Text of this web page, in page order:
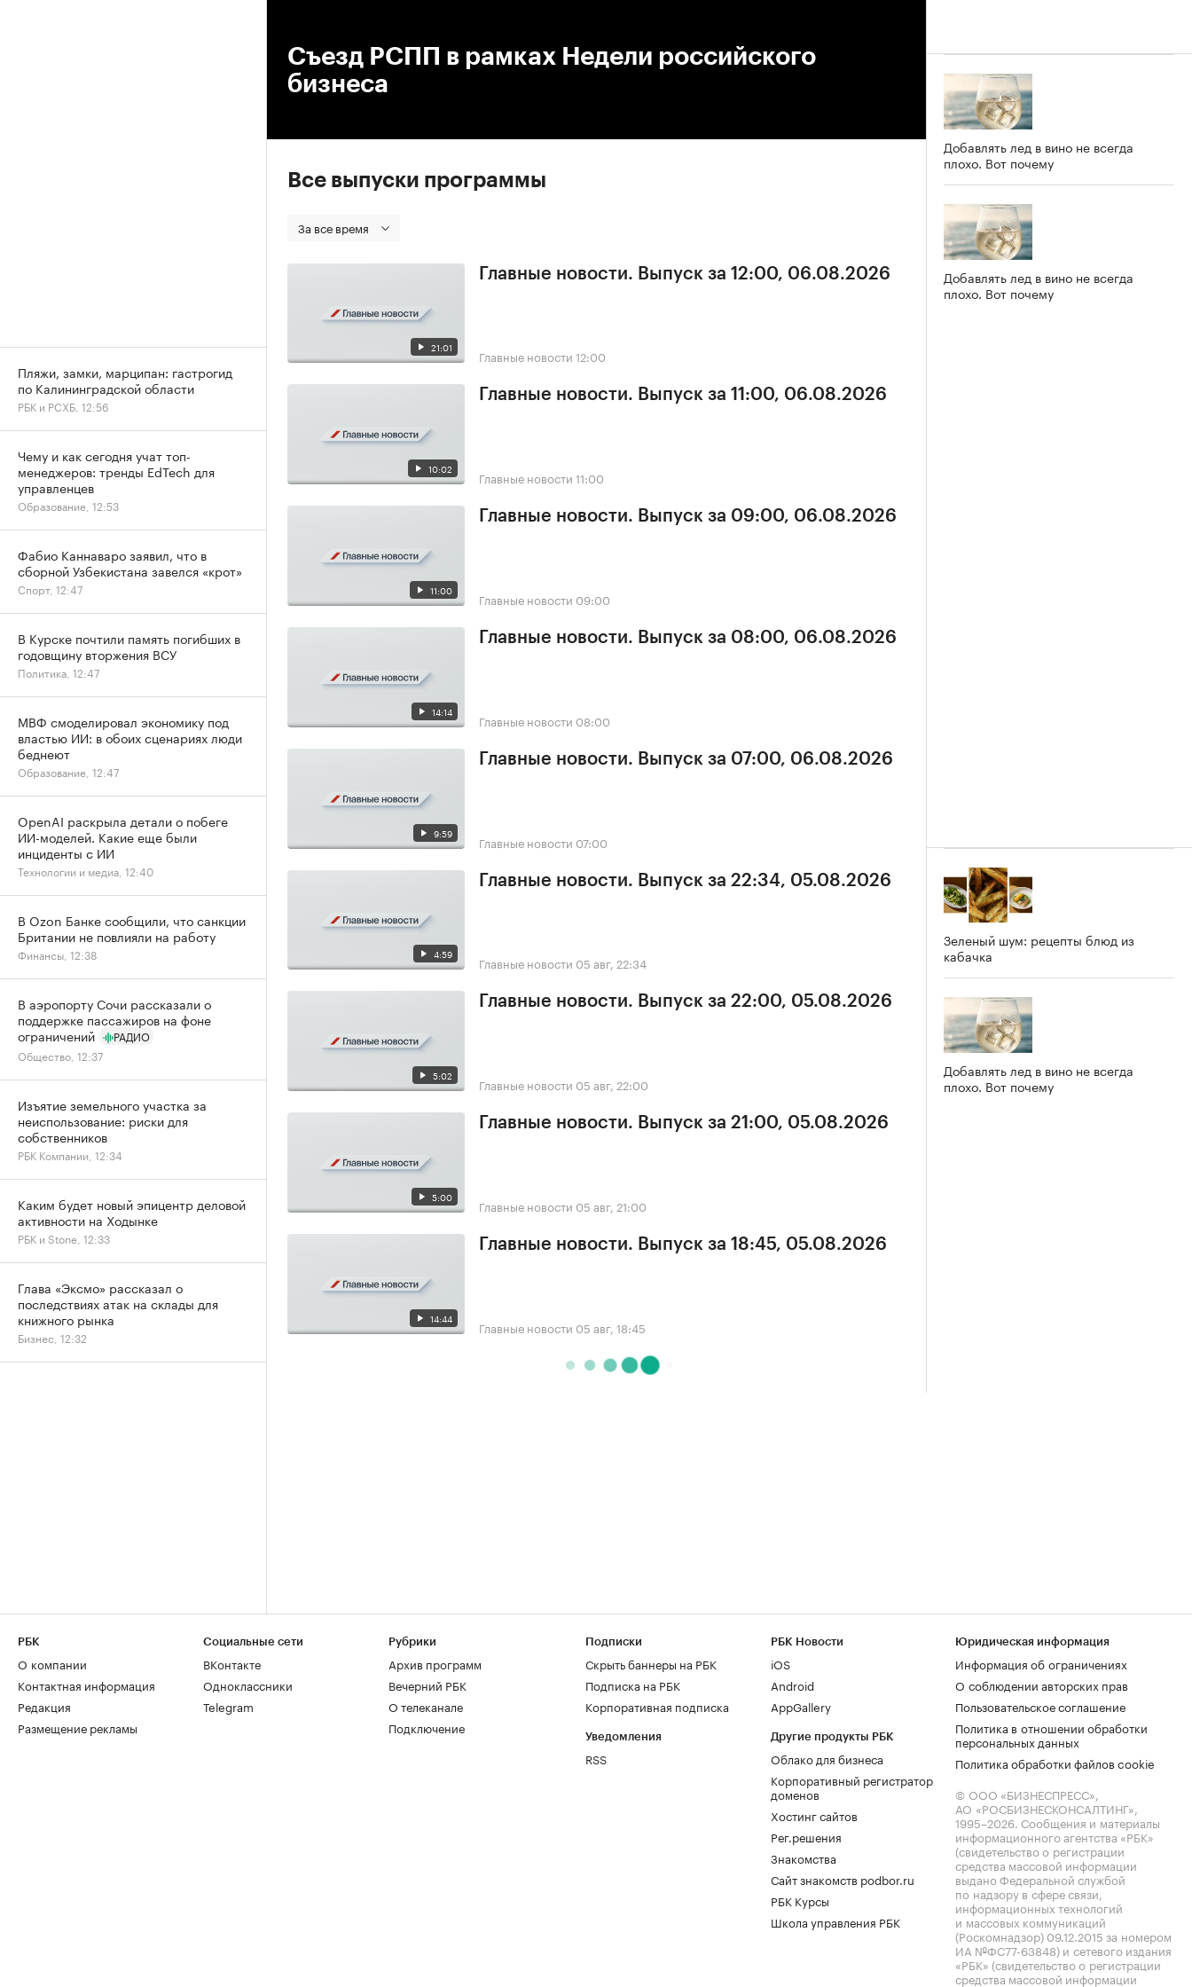
Съезд РСПП в рамках Недели российского
бизнеса
Все выпуски программы
За все время
21:01
Главные новости. Выпуск за 12:00, 06.08.2026
Главные новости 12:00
10:02
Главные новости. Выпуск за 11:00, 06.08.2026
Главные новости 11:00
11:00
Главные новости. Выпуск за 09:00, 06.08.2026
Главные новости 09:00
14:14
Главные новости. Выпуск за 08:00, 06.08.2026
Главные новости 08:00
9:59
Главные новости. Выпуск за 07:00, 06.08.2026
Главные новости 07:00
4:59
Главные новости. Выпуск за 22:34, 05.08.2026
Главные новости 05 авг, 22:34
5:02
Главные новости. Выпуск за 22:00, 05.08.2026
Главные новости 05 авг, 22:00
5:00
Главные новости. Выпуск за 21:00, 05.08.2026
Главные новости 05 авг, 21:00
14:44
Главные новости. Выпуск за 18:45, 05.08.2026
Главные новости 05 авг, 18:45
Добавлять лед в вино не всегда
плохо. Вот почему
Добавлять лед в вино не всегда
плохо. Вот почему
Зеленый шум: рецепты блюд из
кабачка
Добавлять лед в вино не всегда
плохо. Вот почему
Пляжи, замки, марципан: гастрогид
по Калининградской области
РБК и РСХБ, 12:56
Чему и как сегодня учат топ-
менеджеров: тренды EdTech для
управленцев
Образование, 12:53
Фабио Каннаваро заявил, что в
сборной Узбекистана завелся «крот»
Спорт, 12:47
В Курске почтили память погибших в
годовщину вторжения ВСУ
Политика, 12:47
МВФ смоделировал экономику под
властью ИИ: в обоих сценариях люди
беднеют
Образование, 12:47
OpenAI раскрыла детали о побеге
ИИ-моделей. Какие еще были
инциденты с ИИ
Технологии и медиа, 12:40
В Ozon Банке сообщили, что санкции
Британии не повлияли на работу
Финансы, 12:38
В аэропорту Сочи рассказали о
поддержке пассажиров на фоне
ограничений
РАДИО
Общество, 12:37
Изъятие земельного участка за
неиспользование: риски для
собственников
РБК Компании, 12:34
Каким будет новый эпицентр деловой
активности на Ходынке
РБК и Stone, 12:33
Глава «Эксмо» рассказал о
последствиях атак на склады для
книжного рынка
Бизнес, 12:32
РБК
О компании
Контактная информация
Редакция
Размещение рекламы
Социальные сети
ВКонтакте
Одноклассники
Telegram
Рубрики
Архив программ
Вечерний РБК
О телеканале
Подключение
Подписки
Скрыть баннеры на РБК
Подписка на РБК
Корпоративная подписка
Уведомления
RSS
РБК Новости
iOS
Android
AppGallery
Другие продукты РБК
Облако для бизнеса
Корпоративный регистратор
доменов
Хостинг сайтов
Рег.решения
Знакомства
Сайт знакомств podbor.ru
РБК Курсы
Школа управления РБК
Юридическая информация
Информация об ограничениях
О соблюдении авторских прав
Пользовательское соглашение
Политика в отношении обработки
персональных данных
Политика обработки файлов cookie
© ООО «БИЗНЕСПРЕСС»,
АО «РОСБИЗНЕСКОНСАЛТИНГ»,
1995–2026. Сообщения и материалы
информационного агентства «РБК»
(свидетельство о регистрации
средства массовой информации
выдано Федеральной службой
по надзору в сфере связи,
информационных технологий
и массовых коммуникаций
(Роскомнадзор) 09.12.2015 за номером
ИА №ФС77-63848) и сетевого издания
«РБК» (свидетельство о регистрации
средства массовой информации